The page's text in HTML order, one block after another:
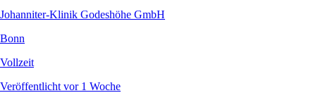
Johanniter-Klinik Godeshöhe GmbH
Bonn
Vollzeit
Veröffentlicht vor 1 Woche